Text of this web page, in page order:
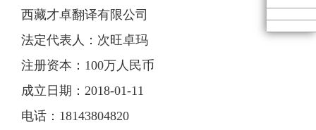
西藏才卓翻译有限公司
法定代表人：次旺卓玛
注册资本：100万人民币
成立日期：2018-01-11
电话：18143804820